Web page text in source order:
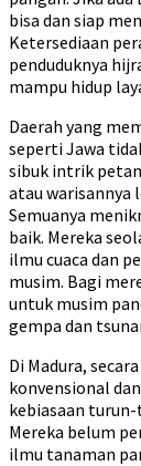
bisa dan siap
Ketersediaan
penduduknya
mampu hidup
Daerah yang
seperti Jawa
sibuk intrik
atau warisannya
Semuanya
baik. Mereka
ilmu cuaca dan
musim. Bagi
untuk musim
gempa dan
Di Madura,
konvensional
kebiasaan
Mereka belum
ilmu tanaman